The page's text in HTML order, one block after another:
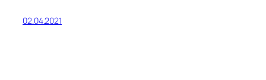
02.04.2021